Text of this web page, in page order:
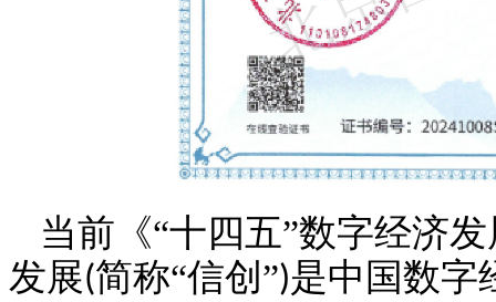
当前《“十四五”数字经济
发展(简称“信创”)是中国数字